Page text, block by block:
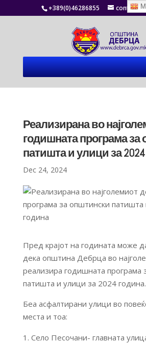
+389(0)46286855
Реализирана во
годишната програма за
патишта и улици за
Dec 24, 2024
Пред крајот на годината може
дека општина Дебрца во
реализира годишната програма
патишта и улици за 2024 година.
Беа асфалтирани улици во
места и тоа:
Село Песочани- главната